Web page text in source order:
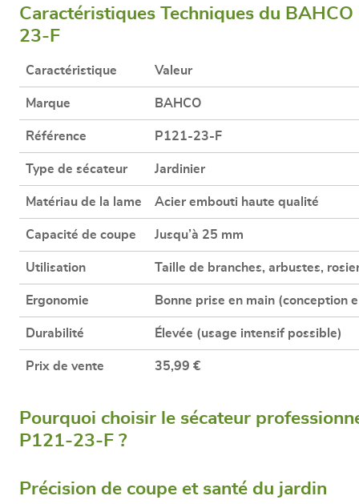
Caractéristiques Techniques du
23-F
Caractéristique Valeur
Marque BAHCO
Référence P121-23-F
Type de sécateur Jardinier
Matériau de la lame Acier embouti haute qualité
Capacité de coupe Jusqu’à 25 mm
Utilisation Taille de branches, arbustes,
Ergonomie Bonne prise en main (conception
Durabilité Élevée (usage intensif possible)
Prix de vente 35,99 €
Pourquoi choisir le sécateur
P121-23-F ?
Précision de coupe et santé du jardin